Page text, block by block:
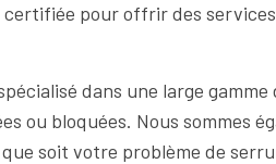
pour offrir des
dans une large
ou bloquées. Nous sommes
soit votre problème de